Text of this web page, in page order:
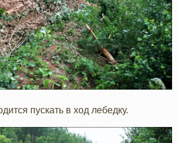
пускать в ход лебедку.